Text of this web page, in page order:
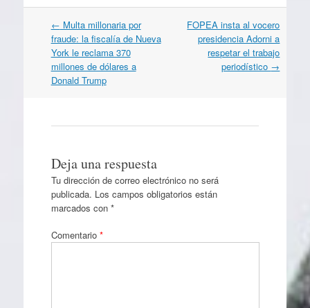
Navegación
por
artículos
← Multa millonaria por
fraude: la fiscalía de Nueva
York le reclama 370
millones de dólares a
Donald Trump
FOPEA insta al vocero
presidencia Adorni a
respetar el trabajo
periodístico →
Deja una respuesta
Tu dirección de correo electrónico no será
publicada. Los campos obligatorios están
marcados con *
Comentario *